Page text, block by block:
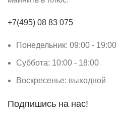
+7(495) 08 83 075
Понедельник: 09:00 - 19:00
Суббота: 10:00 - 18:00
Воскресенье: выходной
Подпишись на нас!